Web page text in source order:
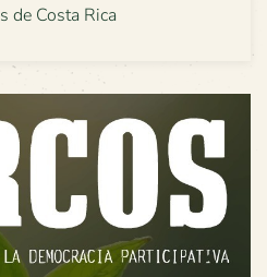
de Costa Rica